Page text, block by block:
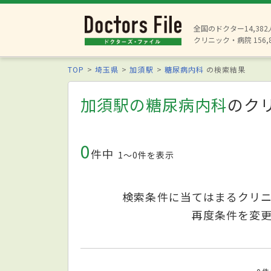
全国のドクター14,382
クリニック・病院
TOP 埼玉県 加須駅 糖尿病内科 の検索結果
加須駅の糖尿病内科のク
0件中 1〜0件を表示
検索条件に当てはまるクリ
再度条件を変